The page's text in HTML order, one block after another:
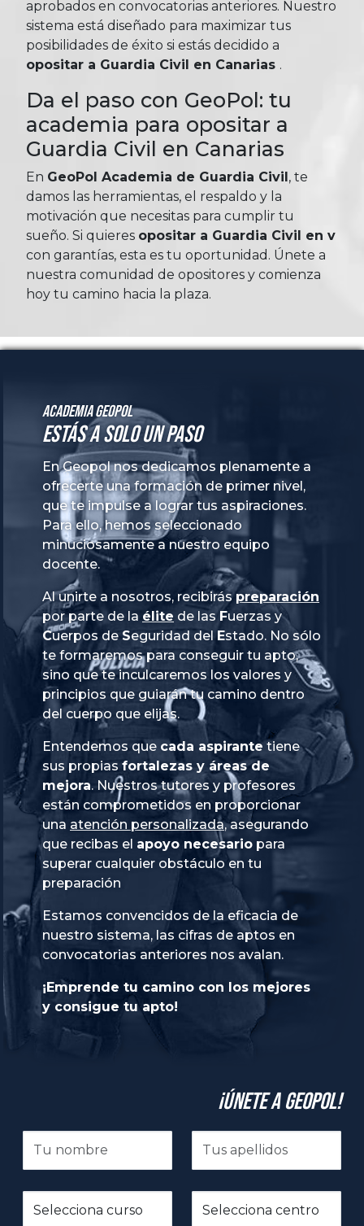
aprobados en convocatorias anteriores. Nuestro
sistema está diseñado para maximizar tus
posibilidades de éxito si estás decidido a
opositar a Guardia Civil en Canarias .
Da el paso con GeoPol: tu
academia para opositar a
Guardia Civil en Canarias
En GeoPol Academia de Guardia Civil , te
damos las herramientas, el respaldo y la
motivación que necesitas para cumplir tu
sueño. Si quieres opositar a Guardia Civil en v
con garantías, esta es tu oportunidad. Únete a
nuestra comunidad de opositores y comienza
hoy tu camino hacia la plaza.
Academia GeoPol
Estás a solo un paso
En Geopol nos dedicamos plenamente a
ofrecerte una formación de primer nivel,
que te impulse a lograr tus aspiraciones.
Para ello, hemos seleccionado
minuciosamente a nuestro equipo
docente.
Al unirte a nosotros, recibiráspreparación
por parte de la élite de las Fuerzas y
Cuerpos de Seguridad del Estado. No sólo
te formaremos para conseguir tu apto,
sino que te inculcaremos los valores y
principios que guiarán tu camino dentro
del cuerpo que elijas.
Entendemos que cada aspirante tiene
sus propias fortalezas y áreas de
mejora. Nuestros tutores y profesores
están comprometidos en proporcionar
una atención personalizada, asegurando
que recibas el apoyo necesario para
superar cualquier obstáculo en tu
preparación
Estamos convencidos de la eficacia de
nuestro sistema, las cifras de aptos en
convocatorias anteriores nos avalan.
¡Emprende tu camino con los mejores
y consigue tu apto!
¡Únete a GeoPol!